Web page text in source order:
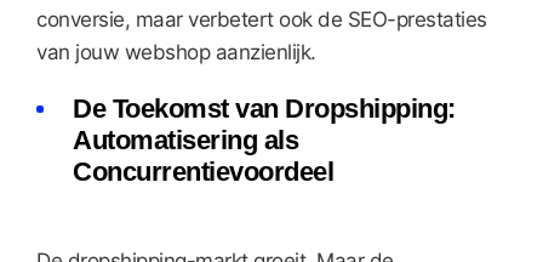
conversie, maar verbetert ook de SEO-prestaties
van jouw webshop aanzienlijk.
De Toekomst van Dropshipping:
Automatisering als
Concurrentievoordeel